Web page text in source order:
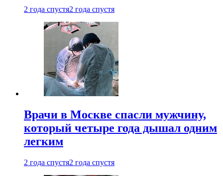
2 года спустя2 года спустя
Врачи в Москве спасли мужчину,
который четыре года дышал одним
легким
2 года спустя2 года спустя